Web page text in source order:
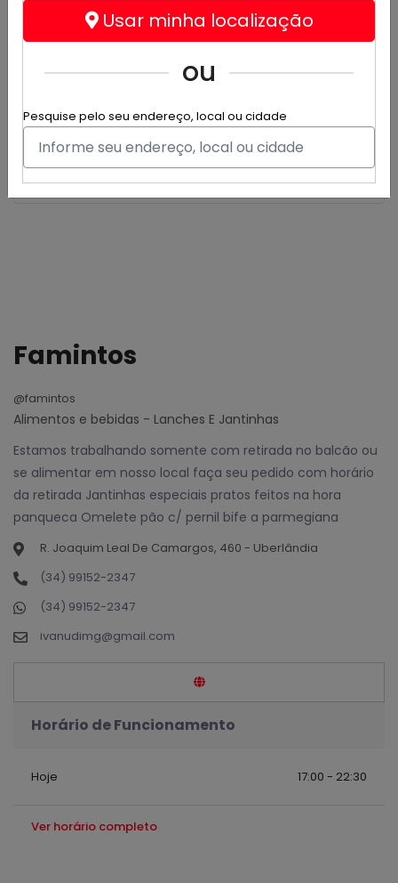
Usar minha localização
ou
Pesquise pelo seu endereço, local ou cidade
Omeletes
Contém 4 ovos bacon tomate mussarela Arroz branco
vinagrete batata frita
a partir deR$ 15,99
Famintos
@famintos
Alimentos e bebidas - Lanches E Jantinhas
Estamos trabalhando somente com retirada no balcão ou
se alimentar em nosso local faça seu pedido com horário
da retirada Jantinhas especiais pratos feitos na hora
panqueca Omelete pão c/ pernil bife a parmegiana
R. Joaquim Leal De Camargos, 460 - Uberlândia
(34) 99152-2347
(34) 99152-2347
ivanudimg@gmail.com
Horário de Funcionamento
Hoje 17:00 - 22:30
Ver horário completo